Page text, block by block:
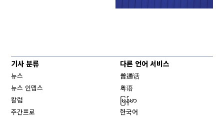
기사 분류
뉴스
뉴스 인뎁스
칼럼
주간프로
다른 언어 서비스
普通话
粤语
မြန်မာ
한국어